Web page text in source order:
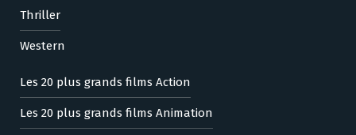
Thriller
Western
Les 20 plus grands films Action
Les 20 plus grands films Animation